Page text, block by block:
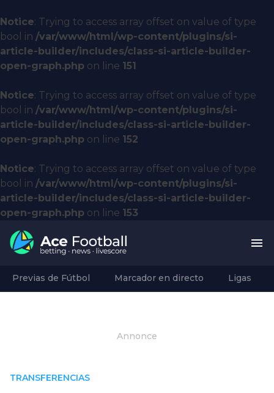
Notice: Trying to access array offset on value of type
bool in /var/www/html/wp-content/plugins/si-
article-builder/includes/class-si-article-builder-
open-graph.php on line 151
Notice: Trying to access array offset on value of type
bool in /var/www/html/wp-content/plugins/si-
article-builder/includes/class-si-article-builder-
open-graph.php on line 152
Notice: Trying to access array offset on value of type
bool in /var/www/html/wp-content/plugins/si-
article-builder/includes/class-si-article-builder-
open-graph.php on line 153
Previas de Fútbol Marcador en directo Ligas
Annonce
TRANSFERENCIAS